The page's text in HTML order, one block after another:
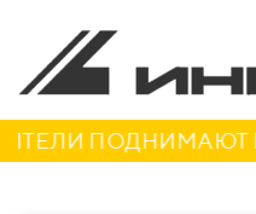
ПОДНИМАЮТ